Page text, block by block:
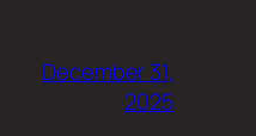
December 31,
2025